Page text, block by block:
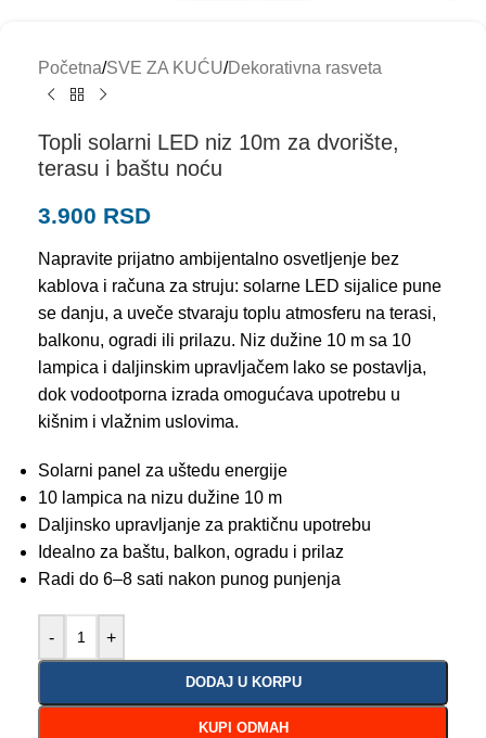
Početna/SVE ZA KUĆU/Dekorativna rasveta
Topli solarni LED niz 10m za dvorište,
terasu i baštu noću
3.900 RSD
Napravite prijatno ambijentalno osvetljenje bez
kablova i računa za struju: solarne LED sijalice pune
se danju, a uveče stvaraju toplu atmosferu na terasi,
balkonu, ogradi ili prilazu. Niz dužine 10 m sa 10
lampica i daljinskim upravljačem lako se postavlja,
dok vodootporna izrada omogućava upotrebu u
kišnim i vlažnim uslovima.
Solarni panel za uštedu energije
10 lampica na nizu dužine 10 m
Daljinsko upravljanje za praktičnu upotrebu
Idealno za baštu, balkon, ogradu i prilaz
Radi do 6–8 sati nakon punog punjenja
- +
DODAJ U KORPU
KUPI ODMAH